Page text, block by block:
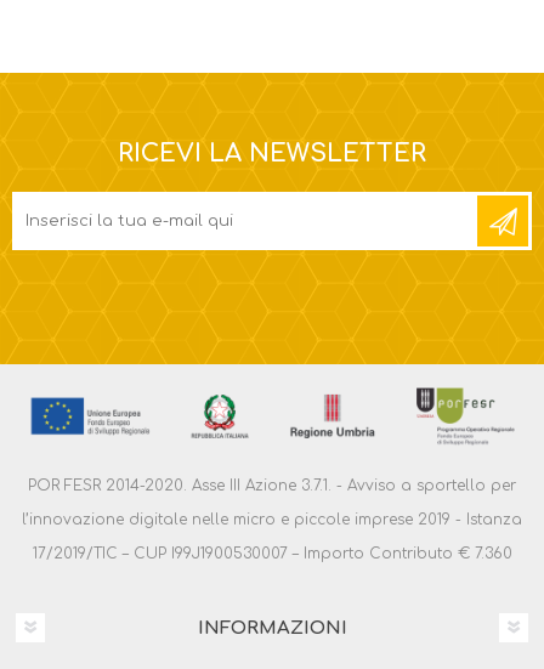
RICEVI LA NEWSLETTER
POR FESR 2014-2020. Asse III Azione 3.7.1. - Avviso a sportello per
l’innovazione digitale nelle micro e piccole imprese 2019 - Istanza
17/2019/TIC – CUP I99J1900530007 – Importo Contributo € 7.360
INFORMAZIONI